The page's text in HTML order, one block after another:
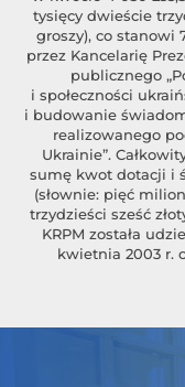
tysięcy dwieście
groszy), co stanowi
przez Kancelarię
publicznego
i społeczności
i budowanie
realizowanego
Ukrainie”.
sumę kwot dotacji i
(słownie: pięć
trzydzieści sześć
KRPM została
kwietnia 2003 r.